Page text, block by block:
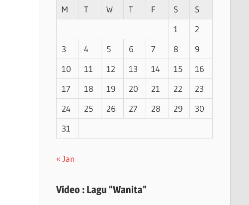
M
T W T F S
S
1
2
3
4 5 6 7 8
9
10
11 12 13 14 15
16
17
18 19 20 21 22
23
24
25 26 27 28 29
30
31
« Jan
Video : Lagu “Wanita”